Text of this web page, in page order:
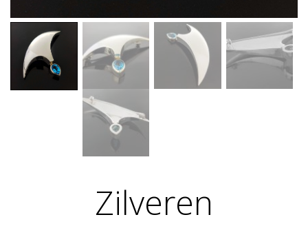
Zilveren